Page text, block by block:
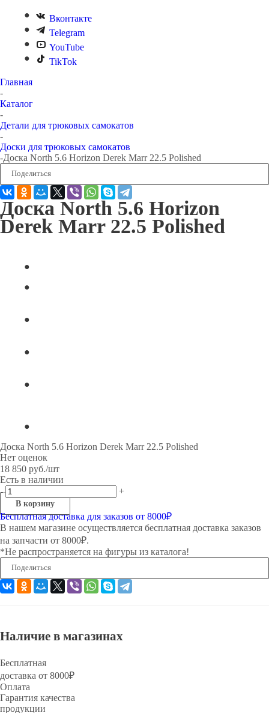
Вконтакте
Telegram
YouTube
TikTok
Главная
-
Каталог
-
Детали для трюковых самокатов
-
Доски для трюковых самокатов
-Доска North 5.6 Horizon Derek Marr 22.5 Polished
Поделиться
Доска North 5.6 Horizon
Derek Marr 22.5 Polished
Доска North 5.6 Horizon Derek Marr 22.5 Polished
Нет оценок
18 850 руб./шт
Есть в наличии
-
+
В корзину
Бесплатная доставка для заказов от 8000₽
В нашем магазине осуществляется бесплатная доставка заказов
на запчасти от 8000₽.
*Не распространяется на фигуры из каталога!
Поделиться
Наличие в магазинах
Бесплатная
доставка от 8000₽
Оплата
Гарантия качества
продукции